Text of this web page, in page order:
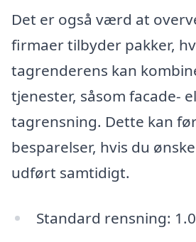
Det er også værd at
firmaer tilbyder pakker,
tagrenderens kan
tjenester, såsom facade-
tagrensning. Dette kan
besparelser, hvis du
udført samtidigt.
Standard rensning: